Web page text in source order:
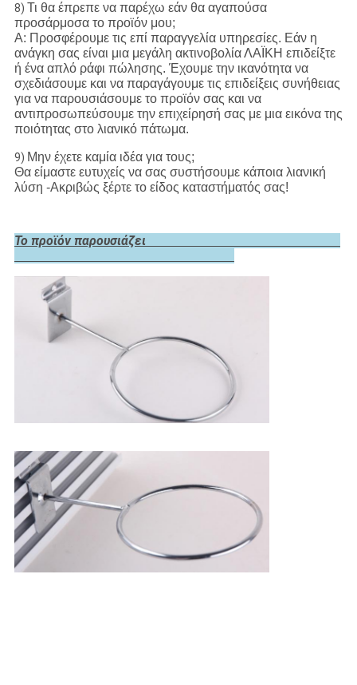
8) Τι θα έπρεπε να παρέχω εάν θα αγαπούσα
προσάρμοσα το προϊόν μου;
Α: Προσφέρουμε τις επί παραγγελία υπηρεσίες. Εάν η
ανάγκη σας είναι μια μεγάλη ακτινοβολία ΛΑΪΚΗ επιδείξτε
ή ένα απλό ράφι πώλησης. Έχουμε την ικανότητα να
σχεδιάσουμε και να παραγάγουμε τις επιδείξεις συνήθειας
για να παρουσιάσουμε το προϊόν σας και να
αντιπροσωπεύσουμε την επιχείρησή σας με μια εικόνα της
ποιότητας στο λιανικό πάτωμα.
9) Μην έχετε καμία ιδέα για τους;
Θα είμαστε ευτυχείς να σας συστήσουμε κάποια λιανική
λύση -Ακριβώς ξέρτε το είδος καταστήματός σας!
Το προϊόν παρουσιάζει